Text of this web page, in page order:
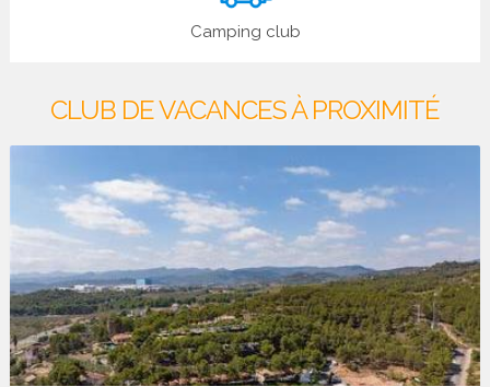
Camping club
CLUB DE VACANCES À PROXIMITÉ